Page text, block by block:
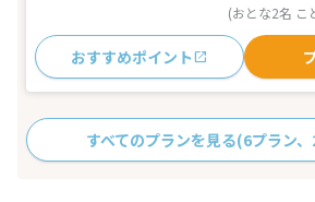
(おとな2名 こ
おすすめポイント
すべてのプランを見る(6プラン